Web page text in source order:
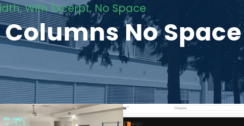
With Excerpt, No Space
No Space